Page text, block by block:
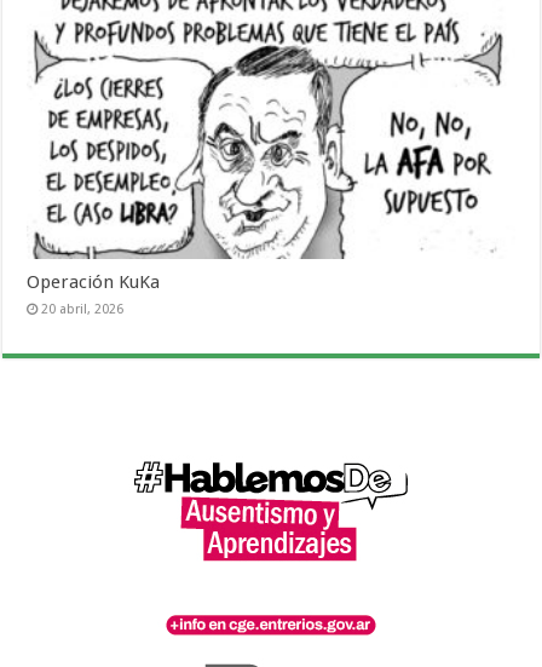
Operación KuKa
20 abril, 2026